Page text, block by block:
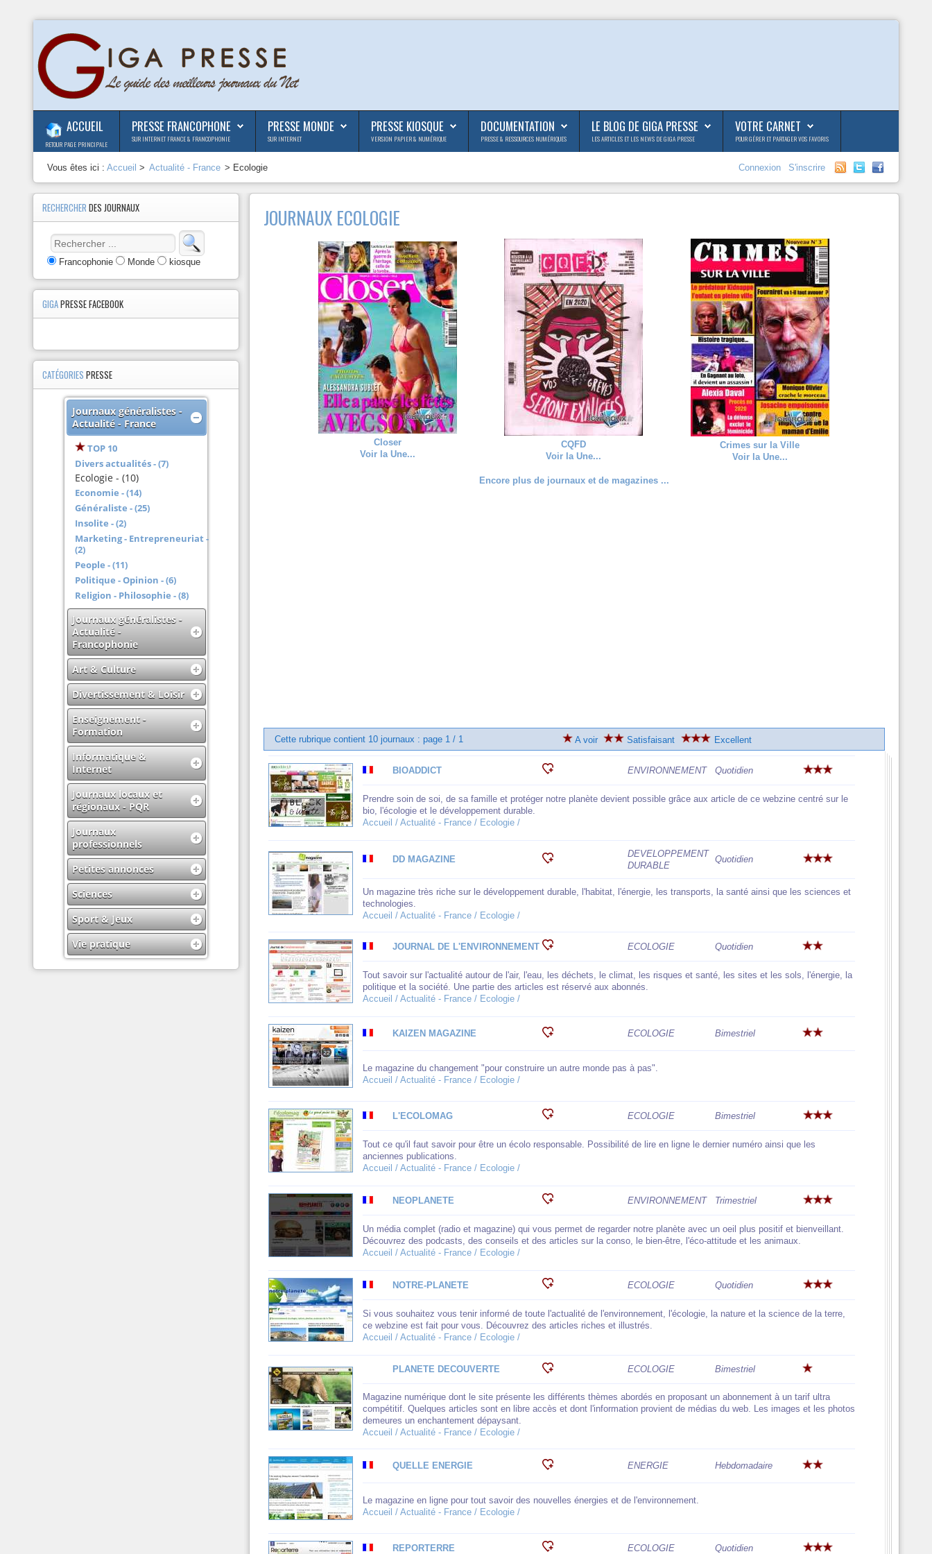
ACCUEIL
RETOUR PAGE PRINCIPALE
PRESSE FRANCOPHONE
SUR INTERNET FRANCE & FRANCOPHONIE
PRESSE MONDE
SUR INTERNET
PRESSE KIOSQUE
VERSION PAPIER & NUMÉRIQUE
DOCUMENTATION
PRESSE & RESSOURCES NUMÉRIQUES
LE BLOG DE GIGA PRESSE
LES ARTICLES ET LES NEWS DE GIGA PRESSE
VOTRE CARNET
POUR GÉRER ET PARTAGER VOS FAVORIS
Vous êtes ici :Accueil > Actualité - France > Ecologie Connexion S'inscrire
JOURNAUX ECOLOGIE
Closer
Voir la Une...
CQFD
Voir la Une...
Crimes sur la Ville
Voir la Une...
Encore plus de journaux et de magazines ...
Cette rubrique contient 10 journaux : page 1 / 1 A voir Satisfaisant Excellent
BIOADDICT ENVIRONNEMENT Quotidien
Prendre soin de soi, de sa famille et protéger notre planète devient possible grâce aux article de ce webzine centré sur le
bio, l'écologie et le développement durable.
Accueil / Actualité - France / Ecologie /
DD MAGAZINE
DEVELOPPEMENT
DURABLE
Quotidien
Un magazine très riche sur le développement durable, l'habitat, l'énergie, les transports, la santé ainsi que les sciences et
technologies.
Accueil / Actualité - France / Ecologie /
JOURNAL DE L'ENVIRONNEMENT ECOLOGIE Quotidien
Tout savoir sur l'actualité autour de l'air, l'eau, les déchets, le climat, les risques et santé, les sites et les sols, l'énergie, la
politique et la société. Une partie des articles est réservé aux abonnés.
Accueil / Actualité - France / Ecologie /
KAIZEN MAGAZINE ECOLOGIE Bimestriel
Le magazine du changement "pour construire un autre monde pas à pas".
Accueil / Actualité - France / Ecologie /
L'ECOLOMAG ECOLOGIE Bimestriel
Tout ce qu'il faut savoir pour être un écolo responsable. Possibilité de lire en ligne le dernier numéro ainsi que les
anciennes publications.
Accueil / Actualité - France / Ecologie /
NEOPLANETE ENVIRONNEMENT Trimestriel
Un média complet (radio et magazine) qui vous permet de regarder notre planète avec un oeil plus positif et bienveillant.
Découvrez des podcasts, des conseils et des articles sur la conso, le bien-être, l'éco-attitude et les animaux.
Accueil / Actualité - France / Ecologie /
NOTRE-PLANETE ECOLOGIE Quotidien
Si vous souhaitez vous tenir informé de toute l'actualité de l'environnement, l'écologie, la nature et la science de la terre,
ce webzine est fait pour vous. Découvrez des articles riches et illustrés.
Accueil / Actualité - France / Ecologie /
PLANETE DECOUVERTE ECOLOGIE Bimestriel
Magazine numérique dont le site présente les différents thèmes abordés en proposant un abonnement à un tarif ultra
compétitif. Quelques articles sont en libre accès et dont l'information provient de médias du web. Les images et les photos
demeures un enchantement dépaysant.
Accueil / Actualité - France / Ecologie /
QUELLE ENERGIE ENERGIE Hebdomadaire
Le magazine en ligne pour tout savoir des nouvelles énergies et de l'environnement.
Accueil / Actualité - France / Ecologie /
REPORTERRE ECOLOGIE Quotidien
RECHERCHERDES JOURNAUX
Francophonie Monde kiosque
GIGAPRESSE FACEBOOK
CATÉGORIESPRESSE
Journaux généralistes -
Actualité - France
TOP 10
Divers actualités - (7)
Ecologie - (10)
Economie - (14)
Généraliste - (25)
Insolite - (2)
Marketing - Entrepreneuriat -
(2)
People - (11)
Politique - Opinion - (6)
Religion - Philosophie - (8)
Journaux généralistes -
Actualité -
Francophonie
Art & Culture
Divertissement & Loisir
Enseignement -
Formation
Informatique &
Internet
Journaux locaux et
régionaux - PQR
Journaux
professionnels
Petites annonces
Sciences
Sport & Jeux
Vie pratique